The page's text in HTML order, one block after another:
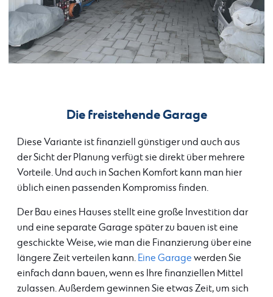
Die freistehende Garage
Diese Variante ist finanziell günstiger und auch aus
der Sicht der Planung verfügt sie direkt über mehrere
Vorteile. Und auch in Sachen Komfort kann man hier
üblich einen passenden Kompromiss finden.
Der Bau eines Hauses stellt eine große Investition dar
und eine separate Garage später zu bauen ist eine
geschickte Weise, wie man die Finanzierung über eine
längere Zeit verteilen kann. Eine Garage werden Sie
einfach dann bauen, wenn es Ihre finanziellen Mittel
zulassen. Außerdem gewinnen Sie etwas Zeit, um sich